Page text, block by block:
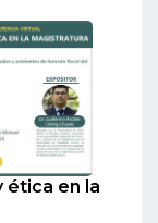
ética en la